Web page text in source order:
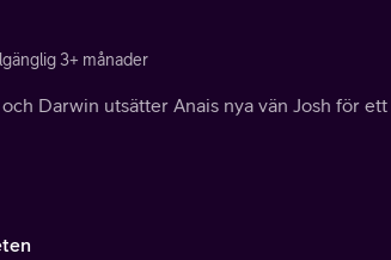
3+ månader
Darwin utsätter Anais nya vän Josh för